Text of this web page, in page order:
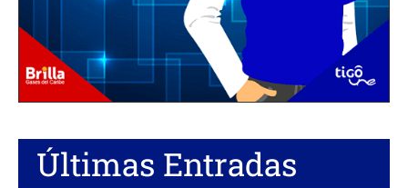
Últimas Entradas